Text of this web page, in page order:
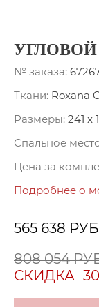
№ заказа:
Ткани: Roxana
Размеры: 241 x
Спальное
Цена за
Подробнее о
565 638
808 054
СКИДКА